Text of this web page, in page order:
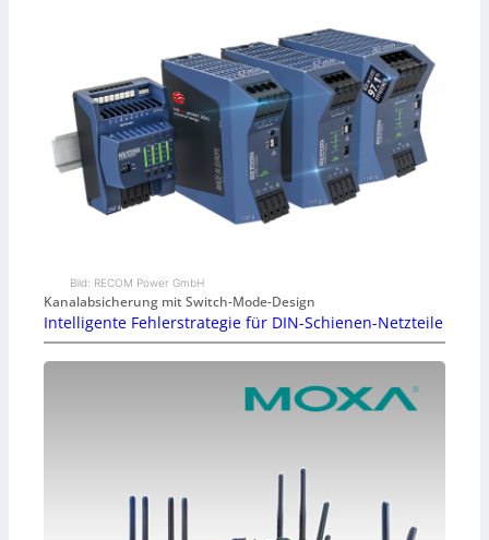
Bild: RECOM Power GmbH
Kanalabsicherung mit Switch-Mode-Design
Intelligente Fehlerstrategie für DIN-Schienen-Netzteile